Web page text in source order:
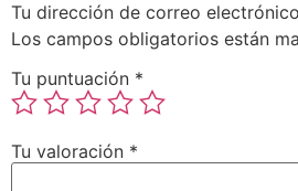
Tu dirección de correo
Los campos obligatorios están
Tu puntuación *
Tu valoración *